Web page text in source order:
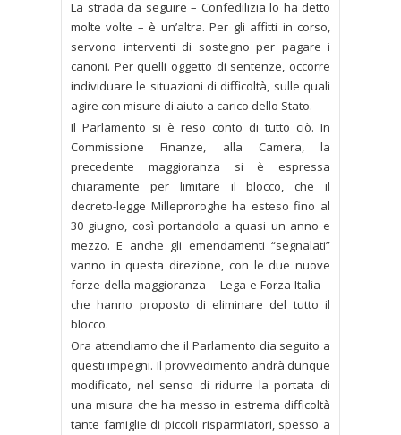
La strada da seguire – Confedilizia lo ha detto
molte volte – è un’altra. Per gli affitti in corso,
servono interventi di sostegno per pagare i
canoni. Per quelli oggetto di sentenze, occorre
individuare le situazioni di difficoltà, sulle quali
agire con misure di aiuto a carico dello Stato.
Il Parlamento si è reso conto di tutto ciò. In
Commissione Finanze, alla Camera, la
precedente maggioranza si è espressa
chiaramente per limitare il blocco, che il
decreto-legge Milleproroghe ha esteso fino al
30 giugno, così portandolo a quasi un anno e
mezzo. E anche gli emendamenti “segnalati”
vanno in questa direzione, con le due nuove
forze della maggioranza – Lega e Forza Italia –
che hanno proposto di eliminare del tutto il
blocco.
Ora attendiamo che il Parlamento dia seguito a
questi impegni. Il provvedimento andrà dunque
modificato, nel senso di ridurre la portata di
una misura che ha messo in estrema difficoltà
tante famiglie di piccoli risparmiatori, spesso a